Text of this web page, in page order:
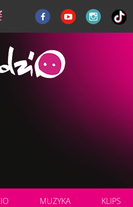
MUZYKA KLIPS